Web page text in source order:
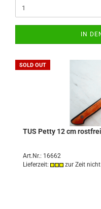
IN
SOLD OUT
TUS Petty 12 cm rostfrei
Art.Nr.: 16662
Lieferzeit:
zur Zeit